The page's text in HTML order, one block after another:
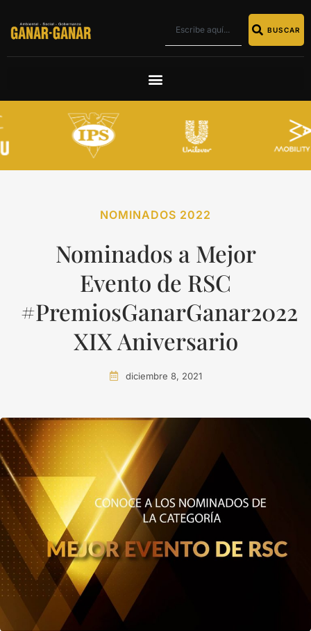
BUSCAR
NOMINADOS 2022
Nominados a Mejor
Evento de RSC
#PremiosGanarGanar2022
XIX Aniversario
diciembre 8, 2021